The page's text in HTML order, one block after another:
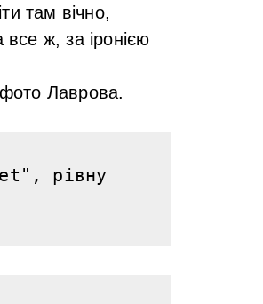
там вічно,
ж, за іронією
Лаврова.
рівну